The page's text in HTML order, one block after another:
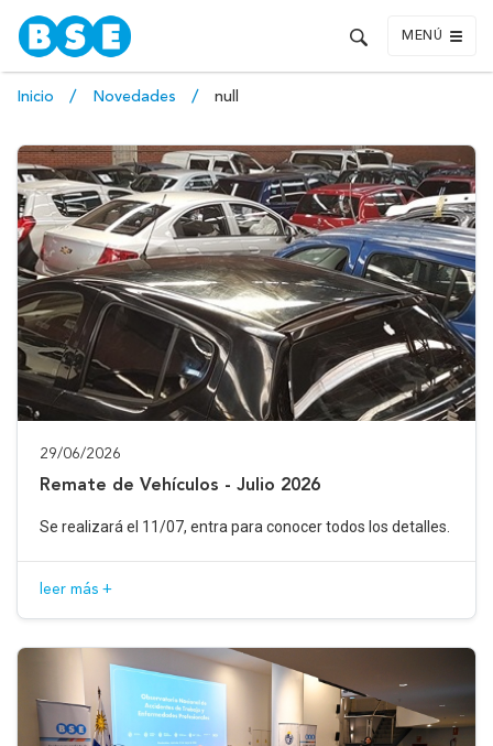
MENÚ
Inicio Novedades null
29/06/2026
Remate de Vehículos - Julio 2026
Se realizará el 11/07, entra para conocer todos los detalles.
leer más +